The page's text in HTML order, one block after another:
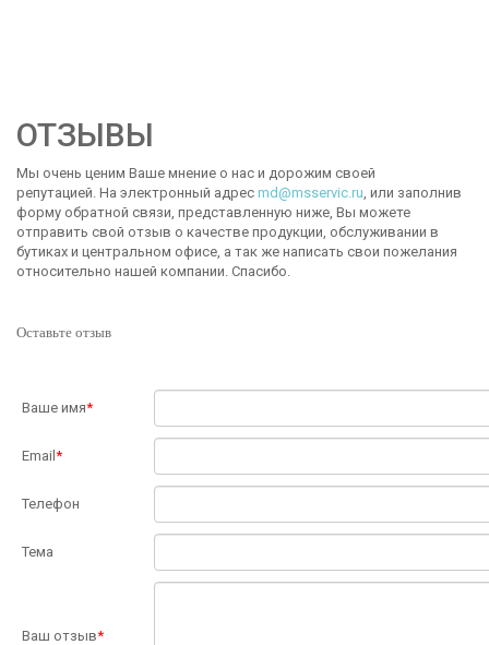
ОТЗЫВЫ
Мы очень ценим Ваше мнение о нас и дорожим своей
репутацией. На электронный адрес md@msservic.ru , или заполнив
форму обратной связи, представленную ниже, Вы можете
отправить свой отзыв о качестве продукции, обслуживании в
бутиках и центральном офисе, а так же написать свои пожелания
относительно нашей компании. Спасибо.
Оставьте отзыв
Ваше имя*
Email*
Телефон
Тема
Ваш отзыв*